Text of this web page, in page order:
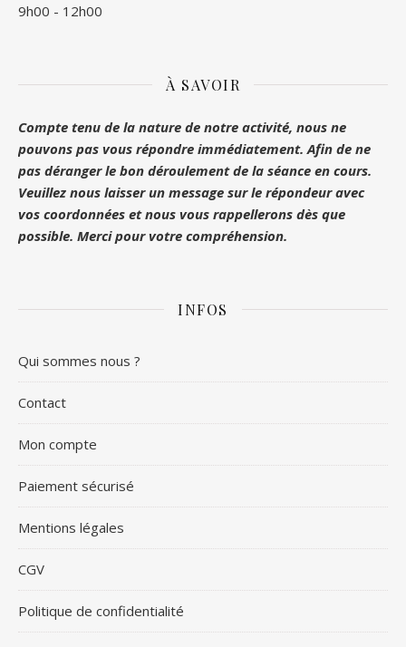
9h00 - 12h00
À SAVOIR
Compte tenu de la nature de notre activité, nous ne
pouvons pas vous répondre immédiatement. Afin de ne
pas déranger le bon déroulement de la séance en cours.
Veuillez nous laisser un message sur le répondeur avec
vos coordonnées et nous vous rappellerons dès que
possible. Merci pour votre compréhension.
INFOS
Qui sommes nous ?
Contact
Mon compte
Paiement sécurisé
Mentions légales
CGV
Politique de confidentialité